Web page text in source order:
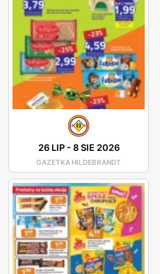
26 LIP-8 SIE 2026
GAZETKA HILDEBRANDT